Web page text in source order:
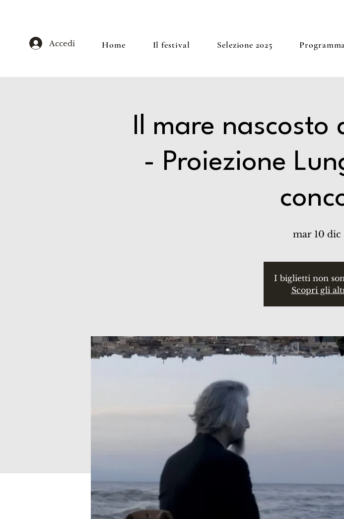
Accedi Home Il festival Selezione 2025
Il mare nascosto
- Proiezione
mar 10 dic
I biglietti non
Scopri gli